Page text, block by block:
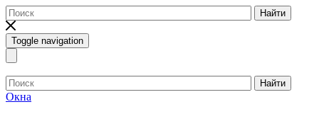
Найти
Toggle navigation
Найти
Окна